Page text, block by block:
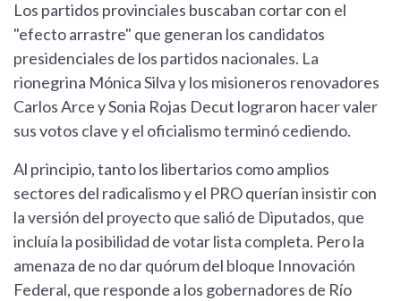
Los partidos provinciales buscaban cortar con el
"efecto arrastre" que generan los candidatos
presidenciales de los partidos nacionales. La
rionegrina Mónica Silva y los misioneros renovadores
Carlos Arce y Sonia Rojas Decut lograron hacer valer
sus votos clave y el oficialismo terminó cediendo.
Al principio, tanto los libertarios como amplios
sectores del radicalismo y el PRO querían insistir con
la versión del proyecto que salió de Diputados, que
incluía la posibilidad de votar lista completa. Pero la
amenaza de no dar quórum del bloque Innovación
Federal, que responde a los gobernadores de Río